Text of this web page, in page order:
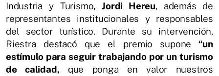
Industria y Turismo, Jordi Hereu, además de
representantes institucionales y responsables
del sector turístico. Durante su intervención,
Riestra destacó que el premio supone “un
estímulo para seguir trabajando por un turismo
de calidad, que ponga en valor nuestros